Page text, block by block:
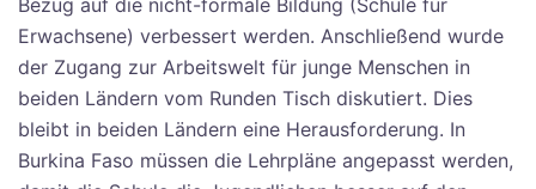
Bezug auf die nicht-formale Bildung (Schule für
Erwachsene) verbessert werden. Anschließend wurde
der Zugang zur Arbeitswelt für junge Menschen in
beiden Ländern vom Runden Tisch diskutiert. Dies
bleibt in beiden Ländern eine Herausforderung. In
Burkina Faso müssen die Lehrpläne angepasst werden,